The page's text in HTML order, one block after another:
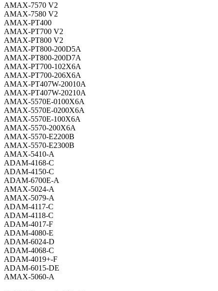
AMAX-7570 V2
AMAX-7580 V2
AMAX-PT400
AMAX-PT700 V2
AMAX-PT800 V2
AMAX-PT800-200D5A
AMAX-PT800-200D7A
AMAX-PT700-102X6A
AMAX-PT700-206X6A
AMAX-PT407W-20010A
AMAX-PT407W-20210A
AMAX-5570E-0100X6A
AMAX-5570E-0200X6A
AMAX-5570E-100X6A
AMAX-5570-200X6A
AMAX-5570-E2200B
AMAX-5570-E2300B
AMAX-5410-A
ADAM-4168-C
ADAM-4150-C
ADAM-6700E-A
AMAX-5024-A
AMAX-5079-A
ADAM-4117-C
ADAM-4118-C
ADAM-4017-F
ADAM-4080-E
ADAM-6024-D
ADAM-4068-C
ADAM-4019+-F
ADAM-6015-DE
AMAX-5060-A